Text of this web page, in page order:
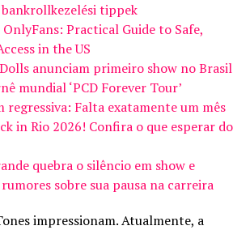
tippek
OnlyFans: Practical Guide to Safe,
in the US
anunciam primeiro show no Brasil
mundial ‘PCD Forever Tour’
regressiva: Falta exatamente um mês
in Rio 2026! Confira o que esperar do
quebra o silêncio em show e
sobre sua pausa na carreira
impressionam. Atualmente, a